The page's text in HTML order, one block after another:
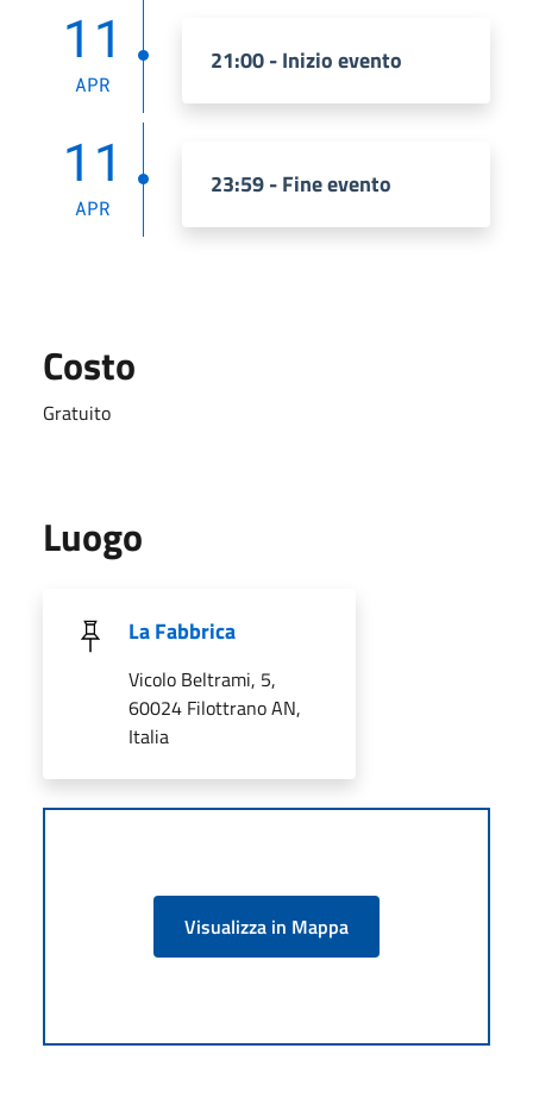
11
APR
21:00 - Inizio evento
11
APR
23:59 - Fine evento
Costo
Gratuito
Luogo
La Fabbrica
Vicolo Beltrami, 5,
60024 Filottrano AN,
Italia
Visualizza in Mappa